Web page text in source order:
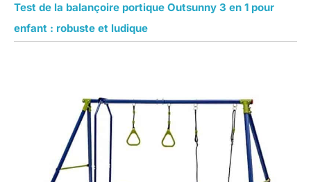
Test de la balançoire portique Outsunny 3 en 1 pour
enfant : robuste et ludique